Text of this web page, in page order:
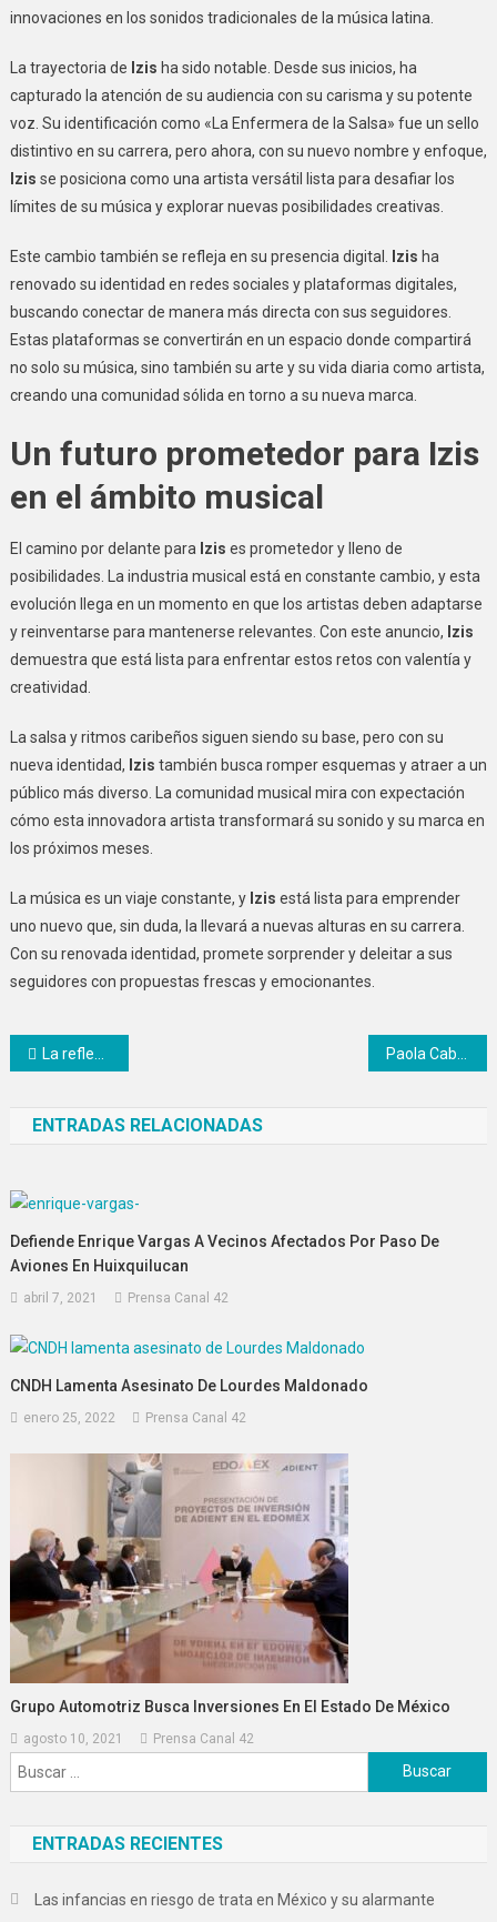
innovaciones en los sonidos tradicionales de la música latina.
La trayectoria de Izis ha sido notable. Desde sus inicios, ha
capturado la atención de su audiencia con su carisma y su potente
voz. Su identificación como «La Enfermera de la Salsa» fue un sello
distintivo en su carrera, pero ahora, con su nuevo nombre y enfoque,
Izis se posiciona como una artista versátil lista para desafiar los
límites de su música y explorar nuevas posibilidades creativas.
Este cambio también se refleja en su presencia digital. Izis ha
renovado su identidad en redes sociales y plataformas digitales,
buscando conectar de manera más directa con sus seguidores.
Estas plataformas se convertirán en un espacio donde compartirá
no solo su música, sino también su arte y su vida diaria como artista,
creando una comunidad sólida en torno a su nueva marca.
Un futuro prometedor para Izis
en el ámbito musical
El camino por delante para Izis es prometedor y lleno de
posibilidades. La industria musical está en constante cambio, y esta
evolución llega en un momento en que los artistas deben adaptarse
y reinventarse para mantenerse relevantes. Con este anuncio, Izis
demuestra que está lista para enfrentar estos retos con valentía y
creatividad.
La salsa y ritmos caribeños siguen siendo su base, pero con su
nueva identidad, Izis también busca romper esquemas y atraer a un
público más diverso. La comunidad musical mira con expectación
cómo esta innovadora artista transformará su sonido y su marca en
los próximos meses.
La música es un viaje constante, y Izis está lista para emprender
uno nuevo que, sin duda, la llevará a nuevas alturas en su carrera.
Con su renovada identidad, promete sorprender y deleitar a sus
seguidores con propuestas frescas y emocionantes.
Navegación
entradas
La reflexión de Rosalío Soto sobre la lectura en la cultura contemporánea
ENTRADAS RELACIONADAS
Defiende Enrique Vargas A Vecinos Afectados Por Paso De
Aviones En Huixquilucan
abril 7, 2021 Prensa Canal 42
CNDH Lamenta Asesinato De Lourdes Maldonado
enero 25, 2022 Prensa Canal 42
Grupo Automotriz Busca Inversiones En El Estado De México
agosto 10, 2021 Prensa Canal 42
Buscar:
ENTRADAS RECIENTES
Las infancias en riesgo de trata en México y su alarmante